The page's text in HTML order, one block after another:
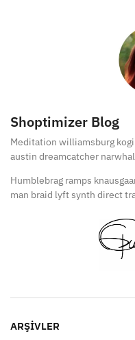
Shoptimizer Blog
Meditation williamsburg
austin dreamcatcher
Humblebrag ramps
man braid lyft synth direct
ARŞIVLER